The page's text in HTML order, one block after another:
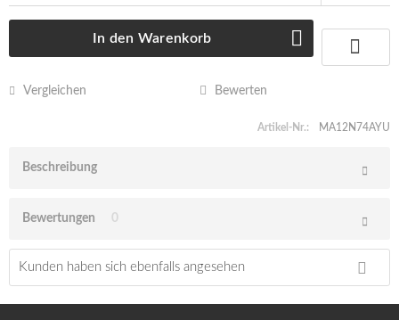
In den Warenkorb
Vergleichen Bewerten
Artikel-Nr.: MA12N74AYU
Beschreibung
Bewertungen 0
Kunden haben sich ebenfalls angesehen